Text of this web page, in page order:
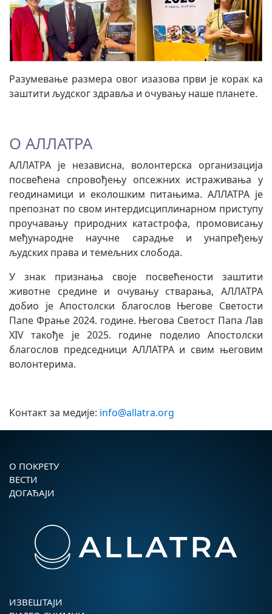
Разумевање размера овог изазова први је корак ка
заштити људског здравља и очувању наше планете.
О АЛЛАТРА
АЛЛАТРА је независна, волонтерска организација
посвећена спровођењу опсежних истраживања у
геодинамици и еколошким питањима. АЛЛАТРА је
препознат по свом интердисциплинарном приступу
проучавању природних катастрофа, промовисању
међународне научне сарадње и унапређењу
људских права и темељних слобода.
У знак признања своје посвећености заштити
животне средине и очувању стварања, АЛЛАТРА
добио је Апостолски благослов Његове Светости
Папе Фрање 2024. године. Његова Светост Папа Лав
XIV такође је 2025. године поделио Апостолски
благослов председници АЛЛАТРА и свим његовим
волонтерима.
Контакт за медије: info@allatra.org
О ПОКРЕТУ
ВЕСТИ
ДОГАЂАЈИ
ИЗВЕШТАЈИ